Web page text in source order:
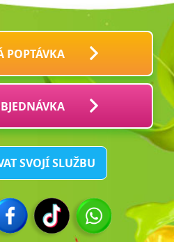
POPTÁVKA
SVOJÍ SLUŽBU